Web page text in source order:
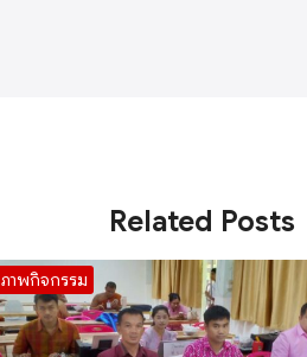
Related Posts
ภาพกิจกรรม